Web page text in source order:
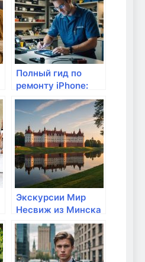
Полный гид по
ремонту iPhone:
как выбрать
лучший сервис и
избежать
распространенных
ошибок
Экскурсии Мир
Несвиж из Минска
— заказать
поездку